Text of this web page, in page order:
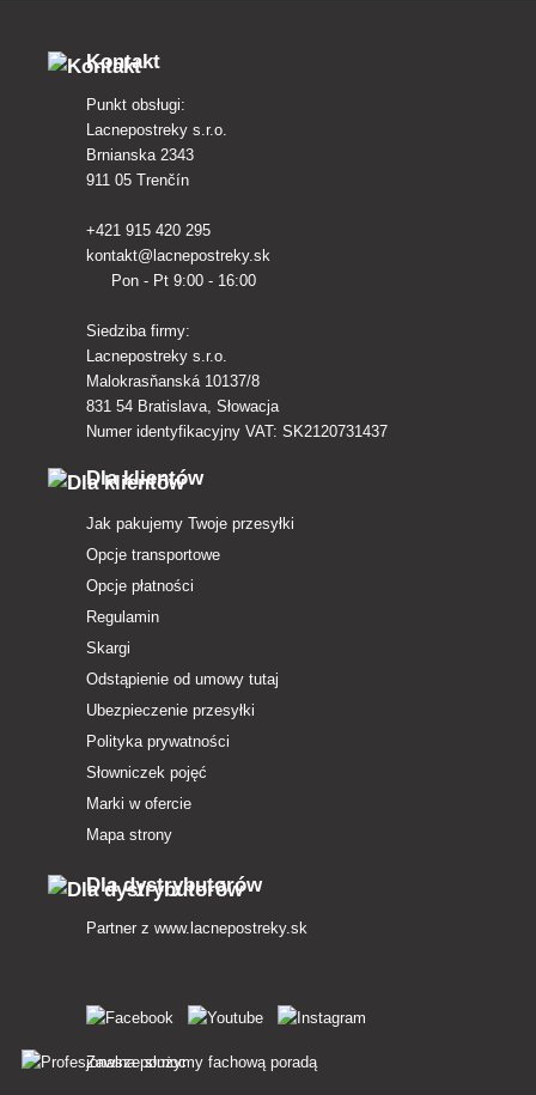
Kontakt
Punkt obsługi:
Lacnepostreky s.r.o.
Brnianska 2343
911 05 Trenčín
+421 915 420 295
kontakt@lacnepostreky.sk
Pon - Pt 9:00 - 16:00
Siedziba firmy:
Lacnepostreky s.r.o.
Malokrasňanská 10137/8
831 54 Bratislava, Słowacja
Numer identyfikacyjny VAT: SK2120731437
Dla klientów
Jak pakujemy Twoje przesyłki
Opcje transportowe
Opcje płatności
Regulamin
Skargi
Odstąpienie od umowy tutaj
Ubezpieczenie przesyłki
Polityka prywatności
Słowniczek pojęć
Marki w ofercie
Mapa strony
Dla dystrybutorów
Partner z www.lacnepostreky.sk
Zawsze służymy fachową poradą